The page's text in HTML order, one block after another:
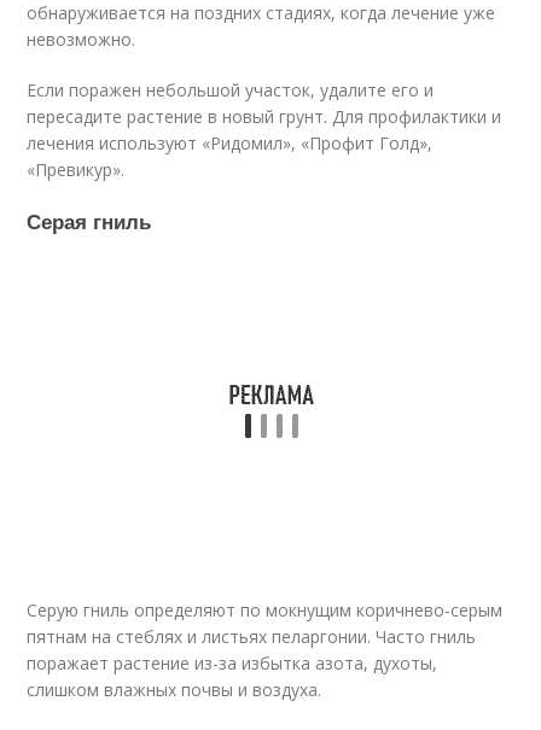
обнаруживается на поздних стадиях, когда лечение уже
невозможно.
Если поражен небольшой участок, удалите его и
пересадите растение в новый грунт. Для профилактики и
лечения используют «Ридомил», «Профит Голд»,
«Превикур».
Серая гниль
Серую гниль определяют по мокнущим коричнево-серым
пятнам на стеблях и листьях пеларгонии. Часто гниль
поражает растение из-за избытка азота, духоты,
слишком влажных почвы и воздуха.